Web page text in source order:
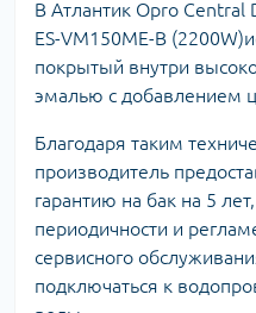
В Атлантик Opro
ES-VM150ME-B
покрытый внутри
эмалью с добавлением
Благодаря таким
производитель
гарантию на бак на 5
периодичности и
сервисного
подключаться к